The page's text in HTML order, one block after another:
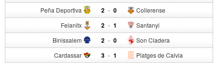
Peña Deportiva 2 - Collerense
0
Felanitx 2 - Santanyi
1
Binissalem 2 - Son Cladera
0
Cardassar 3 - Platges de Calvia
1